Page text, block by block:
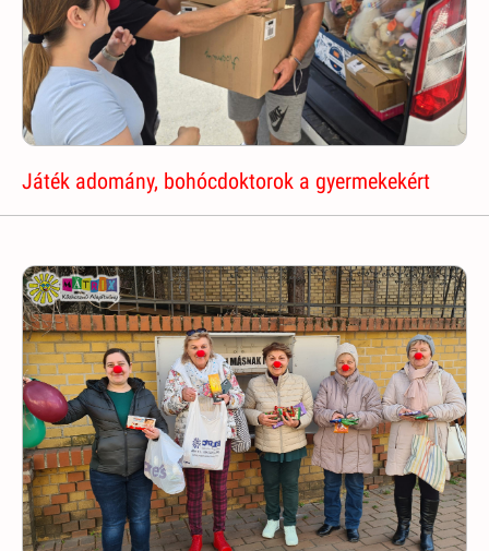
Játék adomány, bohócdoktorok a gyermekekért